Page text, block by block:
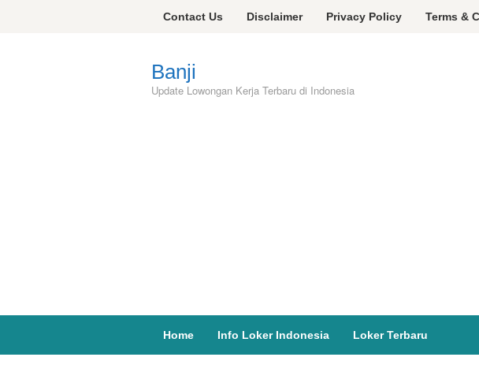
Contact Us Disclaimer Privacy Policy Terms &
Banji
Update Lowongan Kerja Terbaru di Indonesia
Home Info Loker Indonesia Loker Terbaru